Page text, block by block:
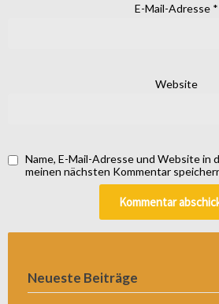
E-Mail-Adresse *
Website
Name, E-Mail-Adresse und Website in
meinen nächsten Kommentar
Neueste Beiträge